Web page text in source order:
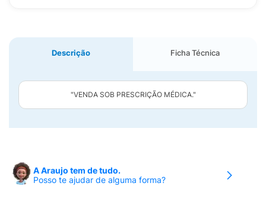
Descrição Ficha Técnica
"VENDA SOB PRESCRIÇÃO MÉDICA."
A Araujo tem de tudo.
Posso te ajudar de alguma forma?